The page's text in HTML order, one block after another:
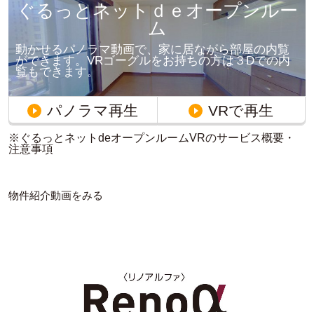
ぐるっとネットｄｅオープンルー
ム
動かせるパノラマ動画で、家に居ながら部屋の内覧
ができます。VRゴーグルをお持ちの方は３Dでの内
覧もできます。
パノラマ再生 VRで再生
※ぐるっとネットdeオープンルームVRのサービス概要・
注意事項
物件紹介動画をみる